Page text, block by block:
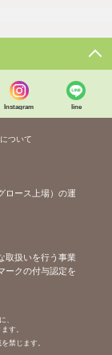
Instagram line
ついて
ロース上場）の運
取扱いを行う事業
ークの付与認定を
、
す。
禁じます。